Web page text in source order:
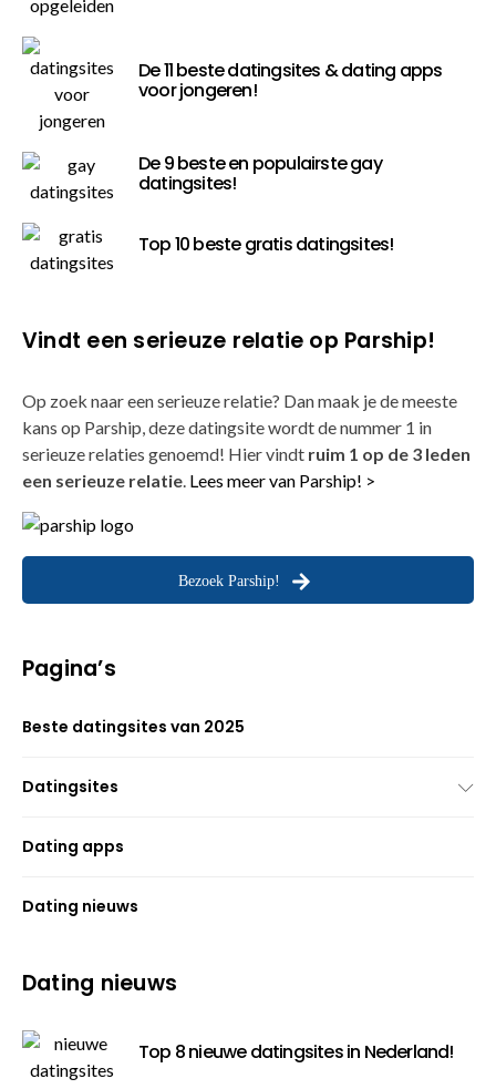
De 11 beste datingsites & dating apps
voor jongeren!
De 9 beste en populairste gay
datingsites!
Top 10 beste gratis datingsites!
Vindt een serieuze relatie op Parship!
Op zoek naar een serieuze relatie? Dan maak je de meeste
kans op Parship, deze datingsite wordt de nummer 1 in
serieuze relaties genoemd! Hier vindt ruim 1 op de 3 leden
een serieuze relatie. Lees meer van Parship! >
Bezoek Parship!
Pagina’s
Beste datingsites van 2025
Datingsites
Dating apps
Dating nieuws
Dating nieuws
Top 8 nieuwe datingsites in Nederland!